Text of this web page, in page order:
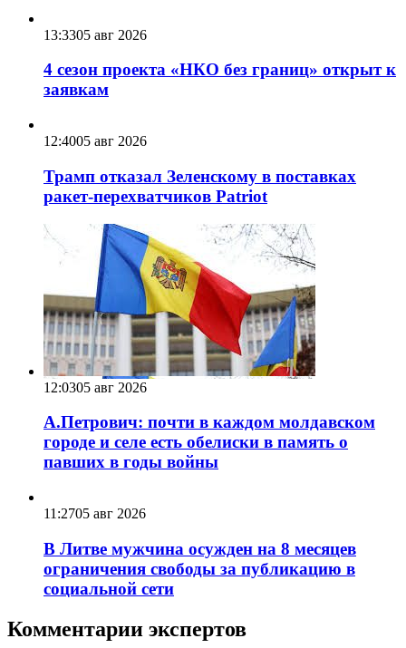
13:3305 авг 2026
4 сезон проекта «НКО без границ» открыт к
заявкам
12:4005 авг 2026
Трамп отказал Зеленскому в поставках
ракет-перехватчиков Patriot
12:0305 авг 2026
А.Петрович: почти в каждом молдавском
городе и селе есть обелиски в память о
павших в годы войны
11:2705 авг 2026
В Литве мужчина осужден на 8 месяцев
ограничения свободы за публикацию в
социальной сети
Комментарии экспертов